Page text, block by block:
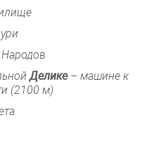
Делике– машине к
(2100 м)